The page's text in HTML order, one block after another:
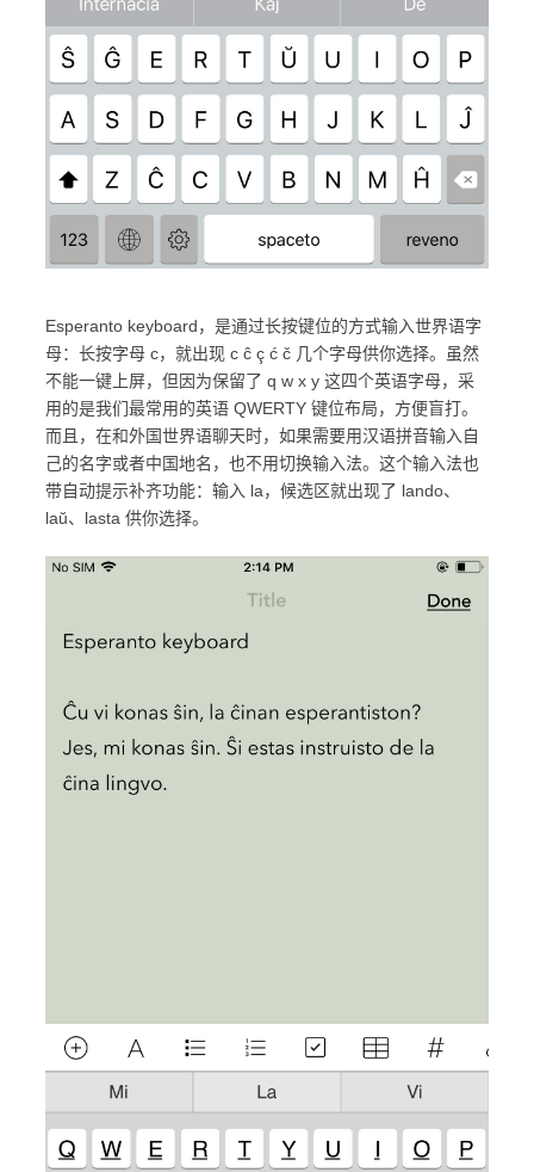
Esperanto keyboard，是通过长按键位的方式输入世界语字
母：长按字母 c，就出现 c ĉ ç ć č 几个字母供你选择。虽然
不能一键上屏，但因为保留了 q w x y 这四个英语字母，采
用的是我们最常用的英语 QWERTY 键位布局，方便盲打。
而且，在和外国世界语聊天时，如果需要用汉语拼音输入自
己的名字或者中国地名，也不用切换输入法。这个输入法也
带自动提示补齐功能：输入 la，候选区就出现了 lando、
laŭ、lasta 供你选择。